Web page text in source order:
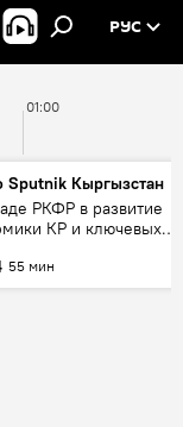
РУС
01:00
Sputnik Кыргызстан
РКФР в развитие
КР и ключевых
55 мин